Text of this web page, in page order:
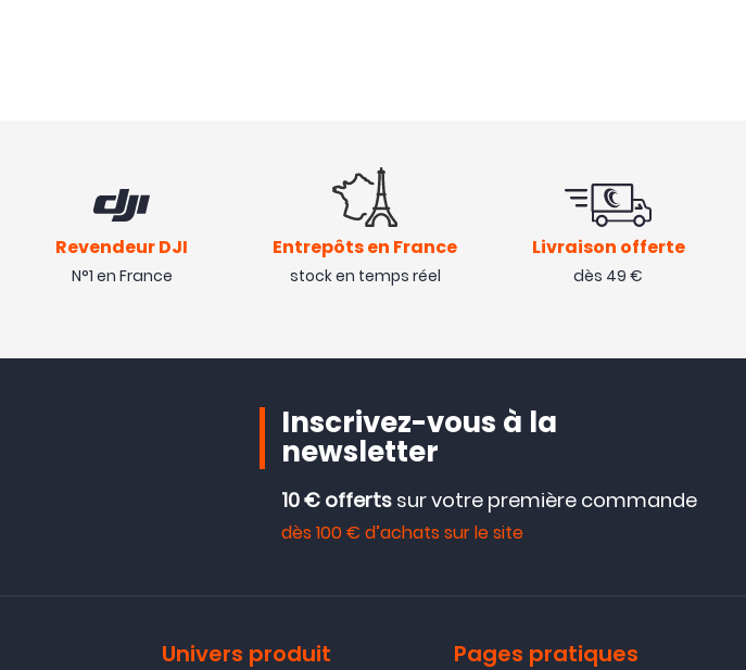
Revendeur DJI
N°1 en France
Entrepôts en France
stock en temps réel
Livraison offerte
dès 49 €
Inscrivez-vous à la
newsletter
10 € offerts sur votre première commande
dès 100 € d’achats sur le site
Univers produit Pages pratiques